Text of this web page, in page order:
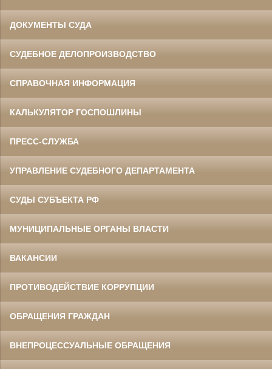
ДОКУМЕНТЫ СУДА
СУДЕБНОЕ ДЕЛОПРОИЗВОДСТВО
СПРАВОЧНАЯ ИНФОРМАЦИЯ
КАЛЬКУЛЯТОР ГОСПОШЛИНЫ
ПРЕСС-СЛУЖБА
УПРАВЛЕНИЕ СУДЕБНОГО ДЕПАРТАМЕНТА
СУДЫ СУБЪЕКТА РФ
МУНИЦИПАЛЬНЫЕ ОРГАНЫ ВЛАСТИ
ВАКАНСИИ
ПРОТИВОДЕЙСТВИЕ КОРРУПЦИИ
ОБРАЩЕНИЯ ГРАЖДАН
ВНЕПРОЦЕССУАЛЬНЫЕ ОБРАЩЕНИЯ